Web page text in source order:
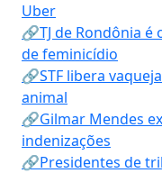
Uber
🔗TJ de Rondônia é
de feminicídio
🔗STF libera
animal
🔗Gilmar Mendes
indenizações
🔗Presidentes de